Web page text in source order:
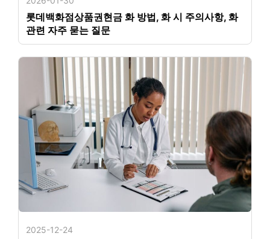
롯데백화점상품권현금 화 방법, 화 시 주의사항, 화
관련 자주 묻는 질문
2025-12-24